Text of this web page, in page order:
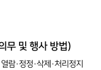
무 및 행사 방법)
람·정정·삭제·처리정지